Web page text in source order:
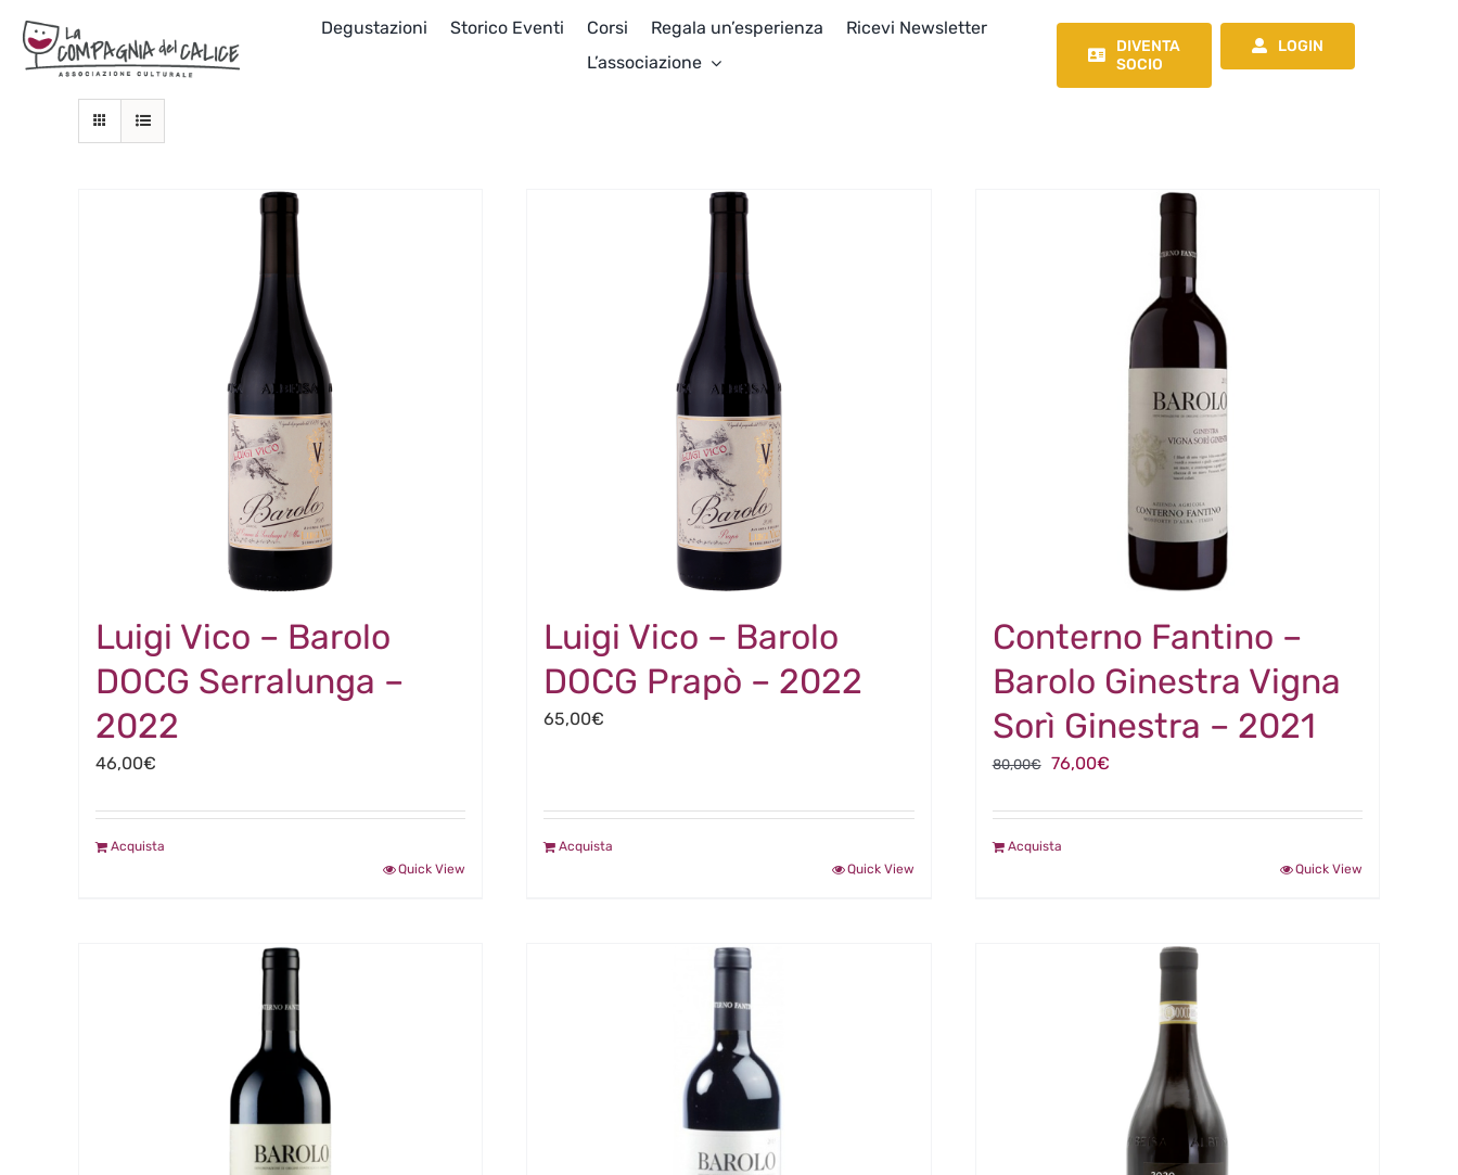
contenuto
Degustazioni Storico Eventi Corsi Regala un’esperienza
Ricevi Newsletter
L’associazione
DIVENTA
SOCIO
LOGIN
Luigi Vico – Barolo
DOCG Serralunga –
2022
46,00€
Acquista
Quick View
Luigi Vico – Barolo
DOCG Prapò – 2022
65,00€
Acquista
Quick View
Conterno Fantino –
Barolo Ginestra Vigna
Sorì Ginestra – 2021
80,00€
Il
originale
era:
76,00€Il
attuale
Acquista
Quick View